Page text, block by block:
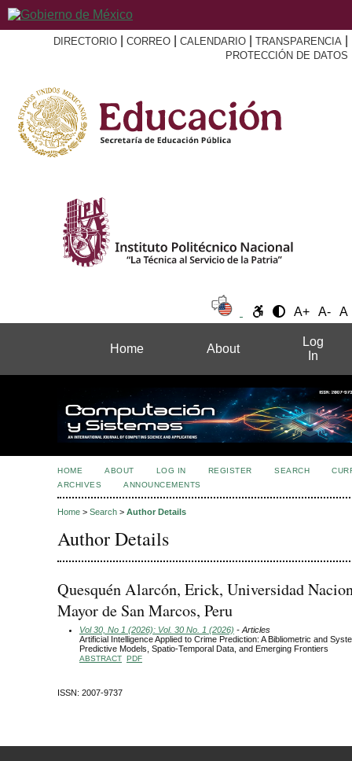
DIRECTORIO CORREO CALENDARIO TRANSPARENCIA
PROTECCIÓN DE DATOS
A+ A- A
Home About
Log
In
HOME ABOUT LOG IN REGISTER SEARCH
ARCHIVES
ANNOUNCEMENTS
Home > Search > Author Details
Author Details
Quesquén Alarcón, Erick, Universidad
Mayor de San Marcos, Peru
Vol 30, No 1 (2026): Vol. 30 No. 1 (2026) - Articles
Artificial Intelligence Applied to Crime Prediction: A Bibliometric and
Predictive Models, Spatio-Temporal Data, and Emerging Frontiers
ABSTRACT PDF
ISSN: 2007-9737